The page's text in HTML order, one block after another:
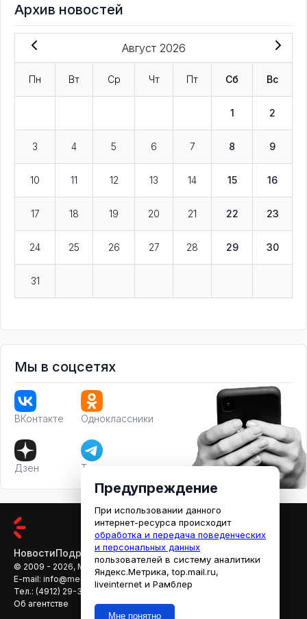
Архив новостей
Август 2026
Пн Вт Ср Чт Пт Сб Вс
1 2
3 4 5 6 7 8 9
10 11 12 13 14 15 16
17 18 19 20 21 22 23
24 25 26 27 28 29 30
31
Мы в соцсетях
ВКонтакте Одноклассники
Дзен Телеграм
НовостиПодробностиАфишаКино
© 2009 - 2026, МЕДИАРЯЗАНЬ
E-mail: info@mediaryazan.ru,reklama@mediaryazan.ru
Тел.: (4912) 29-33-66
Об агентстве
Предупреждение
При использовании данного
интернет-ресурса происходит
обработка и передача поведенческих
и персональных данных
пользователей в систему аналитики
Яндекс.Метрика, top.mail.ru,
liveinternet и Рамблер
Мне понятно